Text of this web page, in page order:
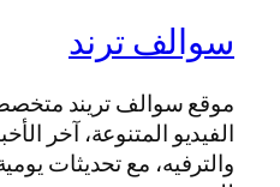
سوالف ترند
موقع سوالف تريند
الفيديو المتنوعة، آخر
والترفيه، مع تحديثات